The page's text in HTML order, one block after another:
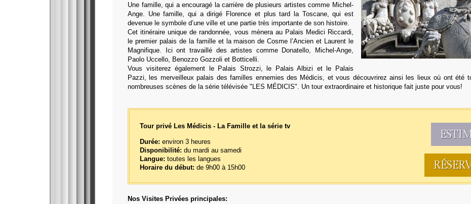
Une famille, qui a encouragé la carrière de plusieurs artistes comme Michel-
Ange. Une famille, qui a dirigé Florence et plus tard la Toscane, qui est
devenue le symbole d’une ville et une partie très importante de son histoire.
Cet itinéraire unique de randonnée, vous mènera au Palais Medici Riccardi,
le premier palais de la famille et la maison de Cosme l’Ancien et Laurent le
Magnifique. Ici ont travaillé des artistes comme Donatello, Michel-Ange,
Paolo Uccello, Benozzo Gozzoli et Botticelli.
Vous visiterez également le Palais Strozzi, le Palais Albizi et le Palais
Pazzi, les merveilleux palais des familles ennemies des Médicis, et vous découvrirez ainsi les lieux où ont été
nombreuses scènes de la série télévisée "LES MÉDICIS". Un tour extraordinaire et historique fait juste pour vous!
Tour privé Les Médicis - La Famille et la série tv
Durée: environ 3 heures
Disponibilité: du mardi au samedi
Langue: toutes les langues
Horaire du début: de 9h00 à 15h00
Nos Visites Privées principales: